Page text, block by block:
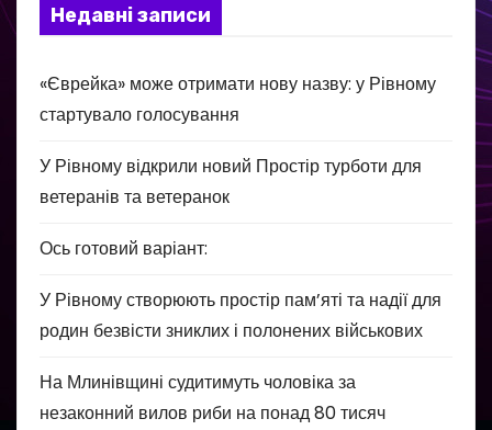
Недавні записи
«Єврейка» може отримати нову назву: у Рівному
стартувало голосування
У Рівному відкрили новий Простір турботи для
ветеранів та ветеранок
Ось готовий варіант:
У Рівному створюють простір пам’яті та надії для
родин безвісти зниклих і полонених військових
На Млинівщині судитимуть чоловіка за
незаконний вилов риби на понад 80 тисяч